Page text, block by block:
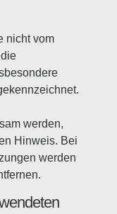
nicht vom
werden,
Hinweis. Bei
werden